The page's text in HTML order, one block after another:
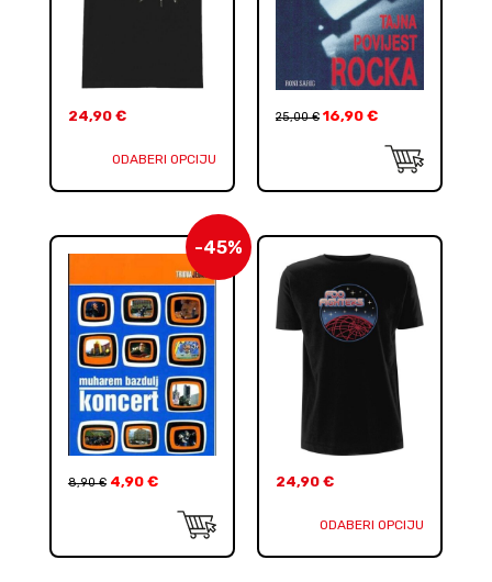
24,90 €
ODABERI OPCIJU
25,00€ 16,90 €
-45%
8,90€ 4,90 € 24,90 €
ODABERI OPCIJU